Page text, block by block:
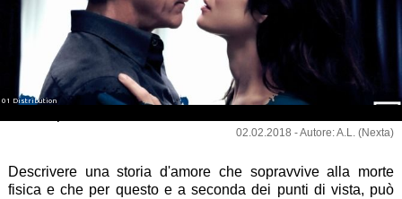
01 Distribution
02.02.2018 - Autore: A.L. (Nexta)
Descrivere una storia d'amore che sopravvive alla morte
fisica e che per questo e a seconda dei punti di vista, può